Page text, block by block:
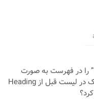
هنگام درج فهرست مطالب، عنوان “فصل 1” را در فهرست به صورت
اتومات درج نمی کند و از طرفی Heading یک در لیست قبل از Heading